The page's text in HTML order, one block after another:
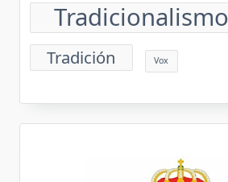
Tradicionalismo
Tradición Vox